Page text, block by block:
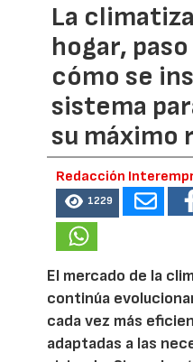
La
hogar,
cómo se
sistema
su máximo
Redacción
1229
El mercado de la
continúa
cada vez más
adaptadas a las